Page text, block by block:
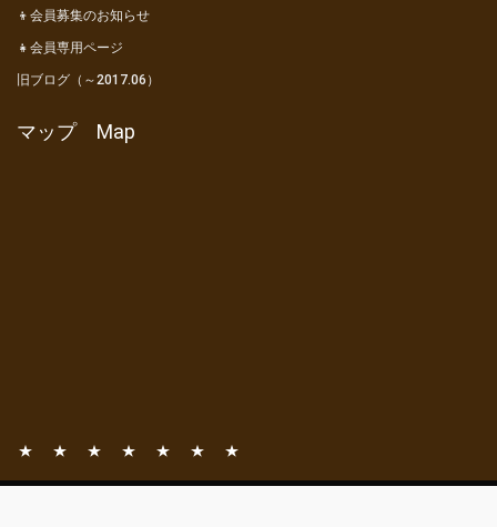
👦会員募集のお知らせ
👧会員専用ページ
旧ブログ（～2017.06）
マップ Map
📧
📚
⛺
🎦
👦
👧
旧